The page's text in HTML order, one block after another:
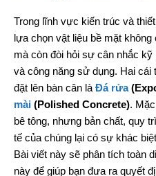
Trong lĩnh vực kiến trúc và
lựa chọn vật liệu bề mặt
mà còn đòi hỏi sự cân nhắc
và công năng sử dụng. Hai
đặt lên bàn cân là Đá rửa
mài (Polished Concrete).
bê tông, nhưng bản chất, quy
tế của chúng lại có sự khác
Bài viết này sẽ phân tích toàn
này để giúp bạn đưa ra quyết